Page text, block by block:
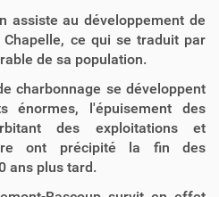
assiste au développement de
ce qui se traduit par
de sa population.
charbonnage se développent
énormes, l'épuisement des
des exploitations et
ont précipité la fin des
ans plus tard.